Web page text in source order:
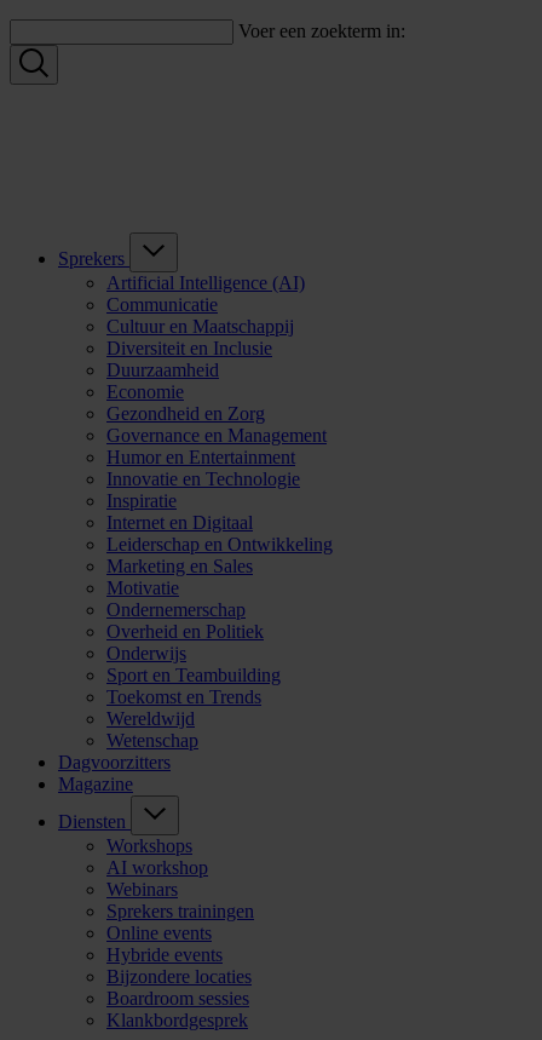
Voer een zoekterm in:
Sprekers
Artificial Intelligence (AI)
Communicatie
Cultuur en Maatschappij
Diversiteit en Inclusie
Duurzaamheid
Economie
Gezondheid en Zorg
Governance en Management
Humor en Entertainment
Innovatie en Technologie
Inspiratie
Internet en Digitaal
Leiderschap en Ontwikkeling
Marketing en Sales
Motivatie
Ondernemerschap
Overheid en Politiek
Onderwijs
Sport en Teambuilding
Toekomst en Trends
Wereldwijd
Wetenschap
Dagvoorzitters
Magazine
Diensten
Workshops
AI workshop
Webinars
Sprekers trainingen
Online events
Hybride events
Bijzondere locaties
Boardroom sessies
Klankbordgesprek